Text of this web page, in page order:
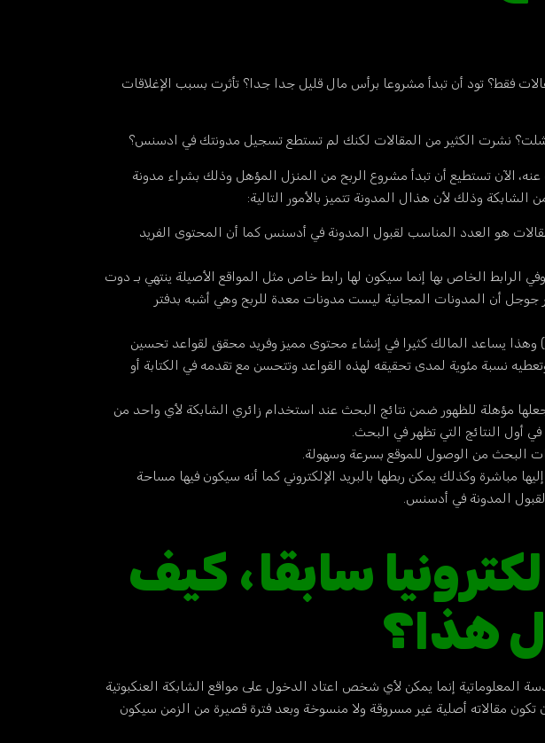
تود أن تبدأ مشروعا برأس مال قليل جدا جدا؟ تأثرت بسبب الإغلاقات
نشرت الكثير من المقالات لكنك لم تستطع تسجيل مدونتك في ادسنس؟
الآن تستطيع أن تبدأ مشروع الربح من المنزل المؤهل وذلك بشراء مدونة
هو العدد المناسب لقبول المدونة في أدسنس كما أن المحتوى الفريد
الخاص بها إنما سيكون لها رابط خاص مثل المواقع الأصيلة ينتهي بـ دوت
أن المدونات المجانية ليست مدونات معدة للربح وهي أشبه بدفتر
تتوافق المدونة أيضا مع قواعد تحسين الظهور على محركات البحث المعروفة بضوابط السيو (SEO) وهذا يساعد المالك كثيرا في إنشاء محتوى مميز وفريد محقق لقواعد تحسين
نسبة مئوية لمدى تحقيقه لهذه القواعد وتتحسن مع تقدمه في الكتابة أو
مؤهلة للظهور ضمن نتائج البحث عند استخدام زائري الشابكة لأي واحد من
أول النتائج التي تظهر في البحث.
البحث من الوصول للموقع بسرعة وسهولة.
مباشرة وكذلك يمكن ربطها بالبريد الإلكتروني كما أنه سيكون فيها مساحة
المدونة في أدسنس.
سابقا، كيف
هذا؟
المعلوماتية إنما يمكن لأي شخص اعتاد الدخول على مواقع الشابكة العنكبوتية
تكون مقالاته أصلية غير مسروقة ولا منسوخة وبعد فترة قصيرة من الزمن سيكون